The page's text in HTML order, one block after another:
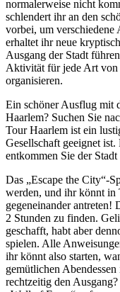
normalerweise nicht
schlendert ihr an den
vorbei, um verschiedene
erhaltet ihr neue
Ausgang der Stadt
Aktivität für jede Art von
organisieren.
Ein schöner Ausflug mit
Haarlem? Suchen Sie
Tour Haarlem ist ein
Gesellschaft geeignet
entkommen Sie der
Das „Escape the City“-
werden, und ihr könnt in
gegeneinander antreten!
2 Stunden zu finden.
geschafft, habt aber
spielen. Alle
ihr könnt also starten,
gemütlichen
rechtzeitig den